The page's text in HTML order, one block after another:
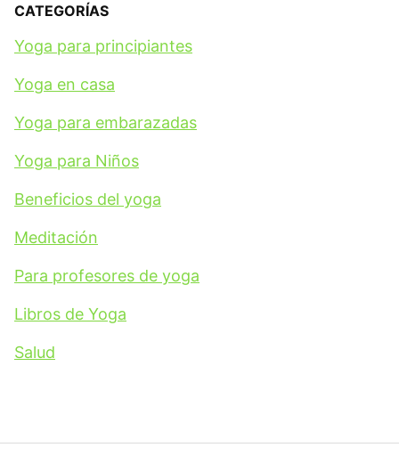
CATEGORÍAS
Yoga para principiantes
Yoga en casa
Yoga para embarazadas
Yoga para Niños
Beneficios del yoga
Meditación
Para profesores de yoga
Libros de Yoga
Salud